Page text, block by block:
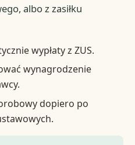
albo z zasiłku
wypłaty z ZUS.
wynagrodzenie
dopiero po